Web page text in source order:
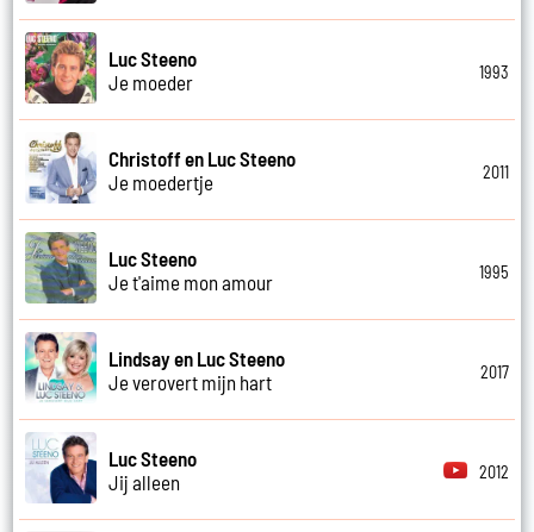
Luc Steeno
Je moeder
1993
Christoff en Luc Steeno
Je moedertje
2011
Luc Steeno
Je t'aime mon amour
1995
Lindsay en Luc Steeno
Je verovert mijn hart
2017
Luc Steeno
Jij alleen
2012